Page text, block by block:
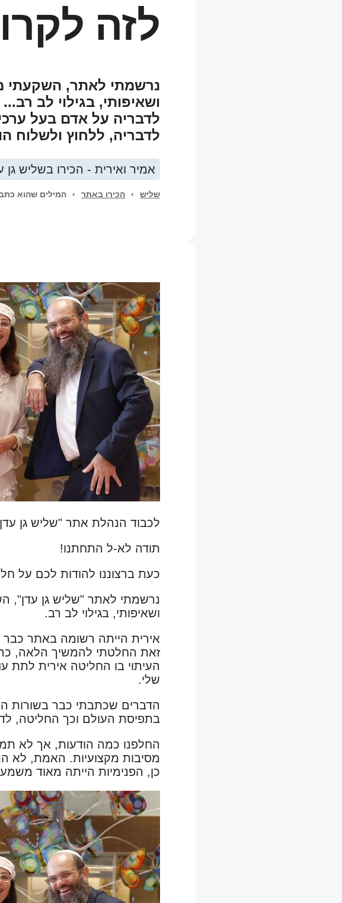
לזה
נרשמתי לאתר, השקעתי
ושאיפותי, בגילוי לב
לדבריה על אדם בעל
לדבריה, ללחוץ ולשלוח
אמיר ואירית - הכירו בשליש גן
שליש › הכירו באתר › המילים שהוא
לכבוד הנהלת אתר "שליש גן
תודה לא-ל התחתנו!
כעת ברצוננו להודות לכם על
נרשמתי לאתר "שליש גן עדן",
ושאיפותי, בגילוי לב רב.
אירית הייתה רשומה באתר כבר
זאת החלטתי להמשיך הלאה,
העיתוי בו החליטה אירית
שלי.
הדברים שכתבתי כבר בשורות
בתפיסת העולם וכך החליטה,
החלפנו כמה הודעות, אך לא
מסיבות מקצועיות. האמת, לא
כן, הפנימיות הייתה מאוד